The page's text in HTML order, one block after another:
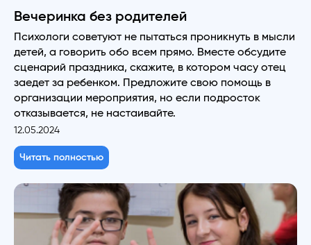
Вечеринка без родителей
Психологи советуют не пытаться проникнуть в мысли
детей, а говорить обо всем прямо. Вместе обсудите
сценарий праздника, скажите, в котором часу отец
заедет за ребенком. Предложите свою помощь в
организации мероприятия, но если подросток
отказывается, не настаивайте.
12.05.2024
Читать полностью